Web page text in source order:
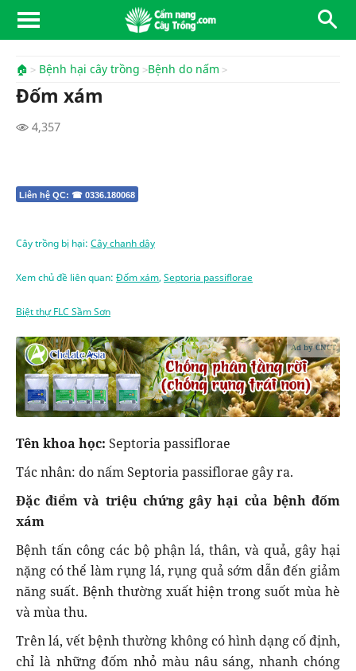
🏠 Bệnh hại cây trồng Bệnh do nấm
Đốm xám
4,357
Liên hệ QC: ☎ 0336.180068
Cây trồng bị hại: Cây chanh dây
Xem chủ đề liên quan: Đốm xám, Septoria passiflorae
Biệt thự FLC Sầm Sơn
Ad by CNCT
Tên khoa học: Septoria passiflorae
Tác nhân: do nấm Septoria passiflorae gây ra.
Đặc điểm và triệu chứng gây hại của bệnh đốm
xám
Bệnh tấn công các bộ phận lá, thân, và quả, gây hại
nặng có thể làm rụng lá, rụng quả sớm dẫn đến giảm
năng suất. Bệnh thường xuất hiện trong suốt mùa hè
và mùa thu.
Trên lá, vết bệnh thường không có hình dạng cố định,
chỉ là những đốm nhỏ màu nâu sáng, nhanh chóng